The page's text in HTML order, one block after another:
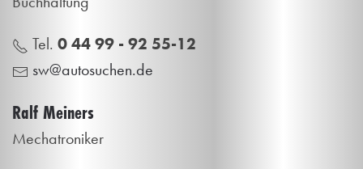
Tel. 0 44 99 - 92 55-12
sw@autosuchen.de
Ralf Meiners
Mechatroniker